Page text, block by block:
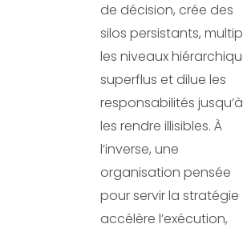
de décision, crée des
silos persistants,
les niveaux
superflus et dilue les
responsabilités jusqu’à
les rendre illisibles. À
l’inverse, une
organisation pensée
pour servir la stratégie
accélère l’exécution,